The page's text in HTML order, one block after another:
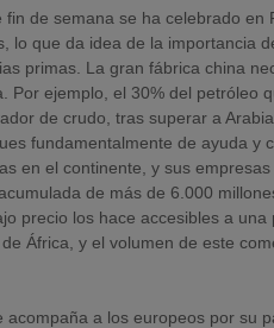
de semana se ha celebrado en
lo que da idea de la importancia
primas. La gran fábrica china
Por ejemplo, el 30% del petróleo
de crudo, tras superar a
fundamentalmente de ayuda y
en el continente, y sus
de más de 6.000
precio los hace accesibles a
África, y el volumen de este
a los europeos por su